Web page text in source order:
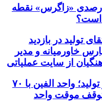
افزایش سرمایه ۹۰۰ درصدی «زاگرس» نقطه
تولید در بازدید
خاورمیانه و مدیر
از سایت عملیاتی
آریاساسول دوباره در مدار تولید؛ واحد الفین با ۷۰
موقت واحد